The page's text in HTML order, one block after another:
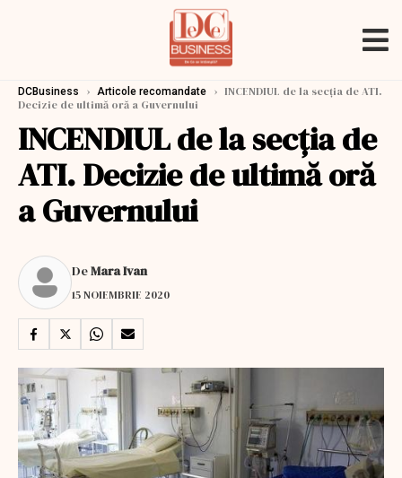
DCBusiness › Articole recomandate › INCENDIUL de la secția de ATI.
Decizie de ultimă oră a Guvernului
INCENDIUL de la secția de
ATI. Decizie de ultimă oră
a Guvernului
DeMara Ivan
15 NOIEMBRIE 2020